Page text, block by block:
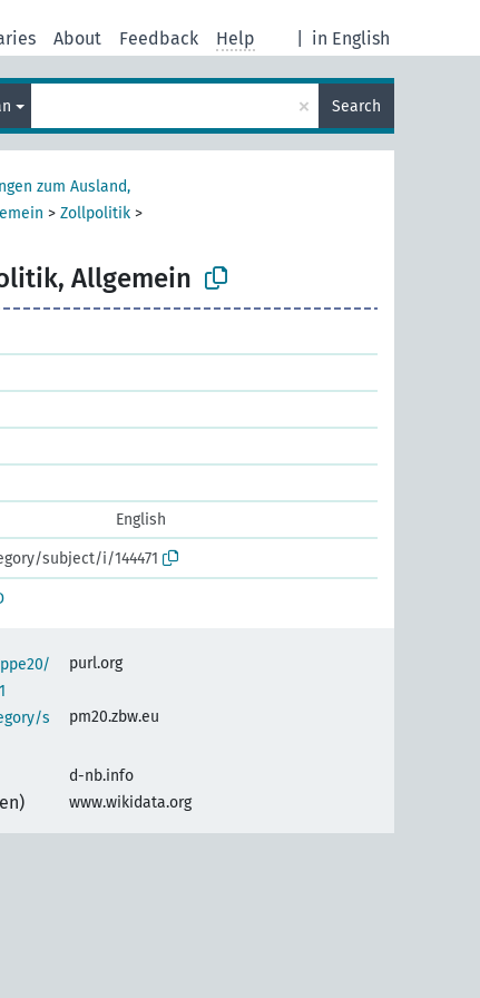
in English
About Feedback Help
× Search
zum Ausland,
> Zollpolitik >
Allgemein
English
subject/i/144471
purl.org
s
pm20.zbw.eu
d-nb.info
www.wikidata.org